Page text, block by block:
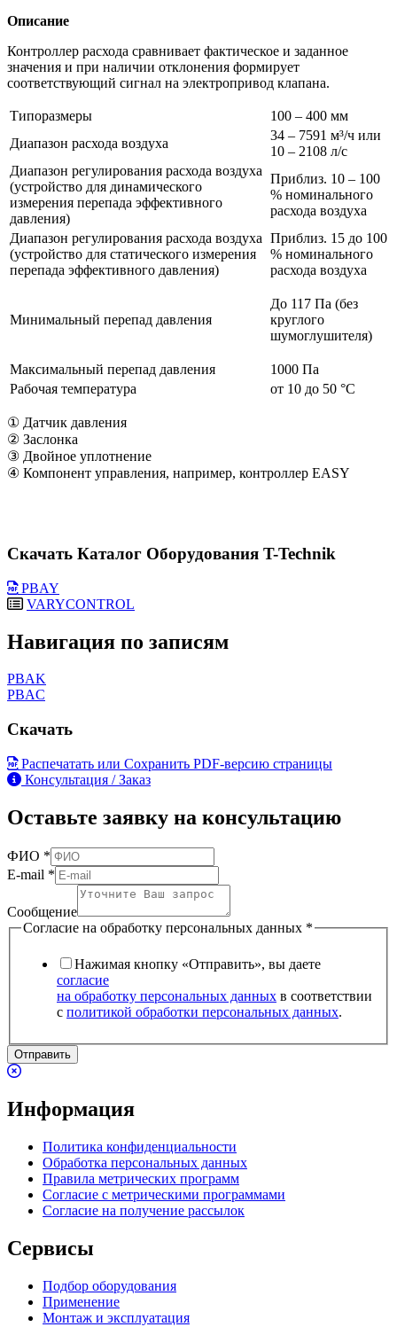
Описание
Контроллер расхода сравнивает фактическое и заданное
значения и при наличии отклонения формирует
соответствующий сигнал на электропривод клапана.
Типоразмеры
100 – 400 мм
Диапазон расхода воздуха
34 – 7591 м³/ч или
10 – 2108 л/с
Диапазон регулирования расхода воздуха
(устройство для динамического
измерения перепада эффективного
давления)
Приблиз. 10 – 100
% номинального
расхода воздуха
Диапазон регулирования расхода воздуха
(устройство для статического измерения
перепада эффективного давления)
Приблиз. 15 до 100
% номинального
расхода воздуха
Минимальный перепад давления
До 117 Па (без
круглого
шумоглушителя)
Максимальный перепад давления
1000 Па
Рабочая температура
от 10 до 50 °C
① Датчик давления
② Заслонка
③ Двойное уплотнение
④ Компонент управления, например, контроллер EASY
Скачать Каталог Оборудования T-Technik
PBAY
VARYCONTROL
Навигация по записям
PBAK
PBAC
Скачать
Распечатать или Сохранить PDF-версию страницы
Консультация / Заказ
Оставьте заявку на консультацию
ФИО *
E-mail *
Сообщение
Согласие на обработку персональных данных *
Нажимая кнопку «Отправить», вы даете
согласие
на обработку персональных данных в соответствии
с политикой обработки персональных данных.
Отправить
Информация
Политика конфиденциальности
Обработка персональных данных
Правила метрических программ
Согласие с метрическими программами
Согласие на получение рассылок
Сервисы
Подбор оборудования
Применение
Монтаж и эксплуатация